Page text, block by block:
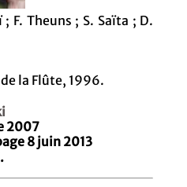
F. Theuns ; S. Saïta ; D.
la Flûte, 1996.
2007
8 juin 2013